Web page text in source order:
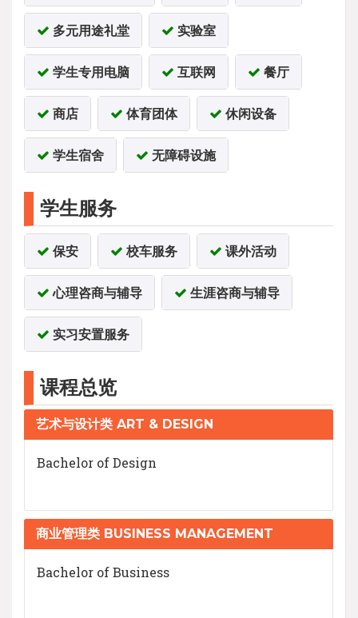
多元用途礼堂 实验室
学生专用电脑 互联网 餐厅
商店 体育团体 休闲设备
学生宿舍 无障碍设施
学生服务
保安 校车服务 课外活动
心理咨商与辅导 生涯咨商与辅导
实习安置服务
课程总览
艺术与设计类 ART & DESIGN
Bachelor of Design
商业管理类 BUSINESS MANAGEMENT
Bachelor of Business